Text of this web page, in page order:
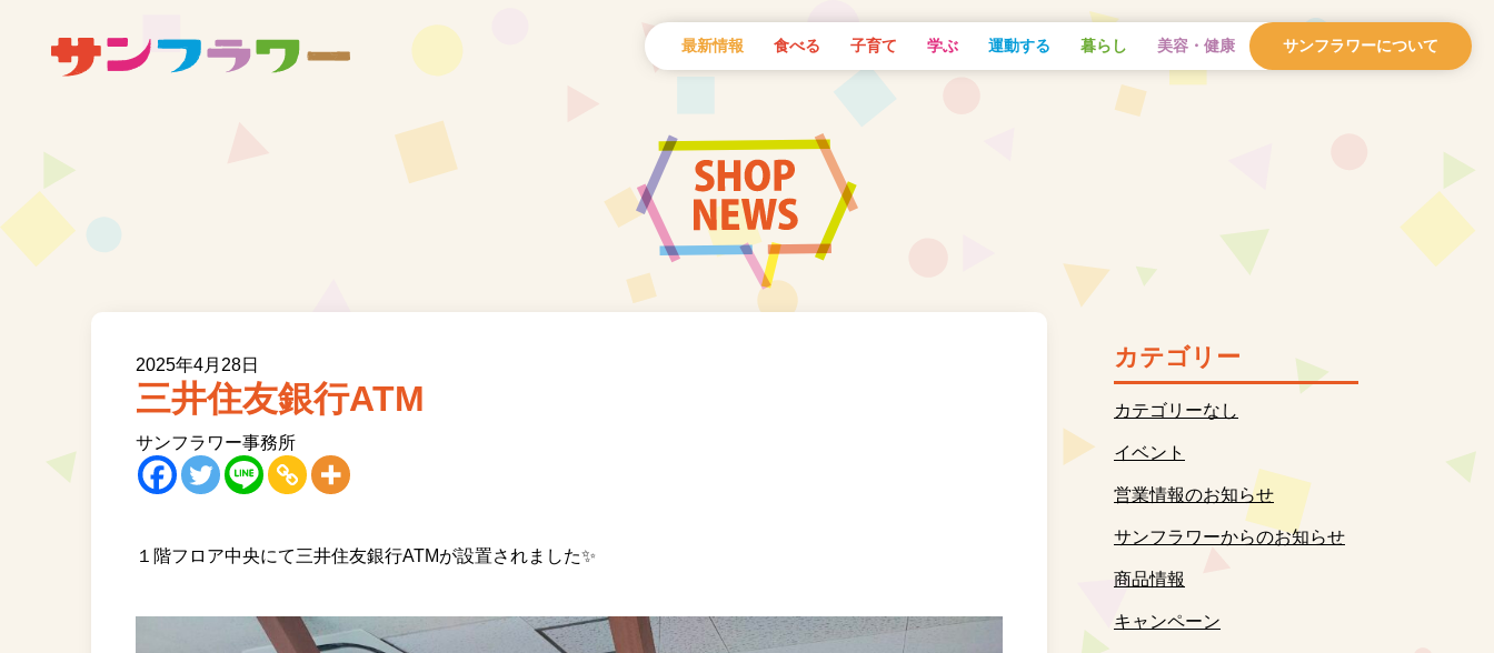
最新情報 食べる 子育て 学ぶ 運動する 暮らし 美容・健康 サンフラワーについて
2025年4月28日
三井住友銀行ATM
サンフラワー事務所
１階フロア中央にて三井住友銀行ATMが設置されました✨
カテゴリー
カテゴリーなし
イベント
営業情報のお知らせ
サンフラワーからのお知らせ
商品情報
キャンペーン